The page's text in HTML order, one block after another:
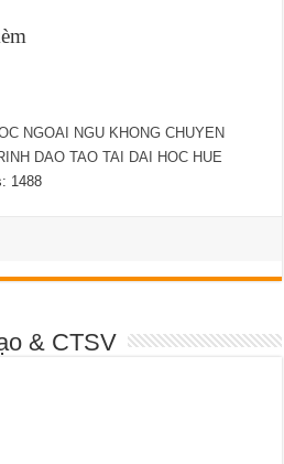
NGOAI NGU KHONG CHUYEN
DAO TAO TAI DAI HOC HUE
1488
& CTSV